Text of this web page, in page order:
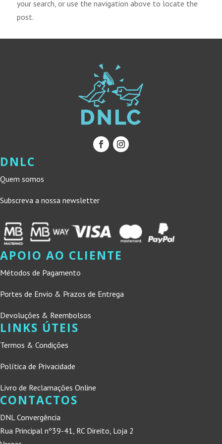
your search, or use the navigation above to locate the
post.
DNLC
Quem somos
Subscreva a nossa newsletter
APOIO AO CLIENTE
Métodos de Pagamento
Portes de Envio & Prazos de Entrega
Devoluções & Reembolsos
LINKS ÚTEIS
Termos & Condições
Política de Privacidade
Livro de Reclamações Online
CONTACTOS
DNL Convergência
Rua Principal nº39-41, RC Direito, Loja 2